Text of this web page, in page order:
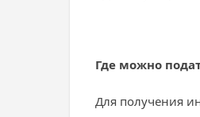
Где можно
Для получения